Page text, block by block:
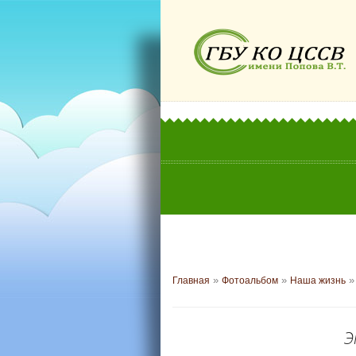
Главная » Фотоальбом » Наша жизнь